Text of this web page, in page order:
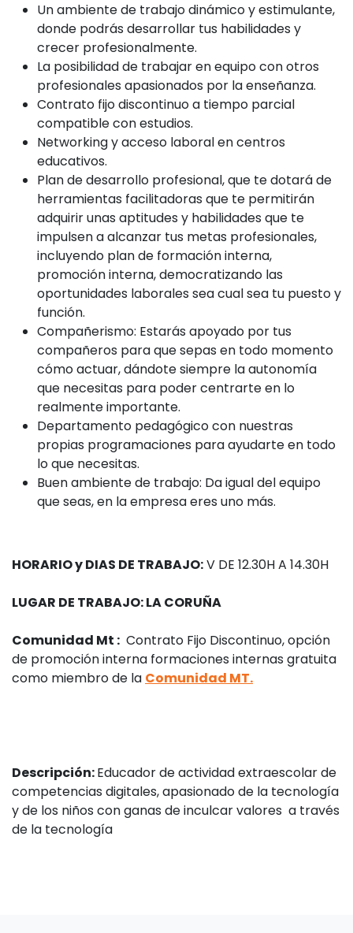
Un ambiente de trabajo dinámico y estimulante,
donde podrás desarrollar tus habilidades y
crecer profesionalmente.
La posibilidad de trabajar en equipo con otros
profesionales apasionados por la enseñanza.
Contrato fijo discontinuo a tiempo parcial
compatible con estudios.
Networking y acceso laboral en centros
educativos.
Plan de desarrollo profesional, que te dotará de
herramientas facilitadoras que te permitirán
adquirir unas aptitudes y habilidades que te
impulsen a alcanzar tus metas profesionales,
incluyendo plan de formación interna,
promoción interna, democratizando las
oportunidades laborales sea cual sea tu puesto y
función.
Compañerismo: Estarás apoyado por tus
compañeros para que sepas en todo momento
cómo actuar, dándote siempre la autonomía
que necesitas para poder centrarte en lo
realmente importante.
Departamento pedagógico con nuestras
propias programaciones para ayudarte en todo
lo que necesitas.
Buen ambiente de trabajo: Da igual del equipo
que seas, en la empresa eres uno más.
HORARIO y DIAS DE TRABAJO:V DE 12.30H A 14.30H
LUGAR DE TRABAJO: LA CORUÑA
Comunidad Mt : Contrato Fijo Discontinuo, opción
de promoción interna formaciones internas gratuita
como miembro de la Comunidad MT.
Descripción:Educador de actividad extraescolar de
competencias digitales, apasionado de la tecnología
y de los niños con ganas de inculcar valores a través
de la tecnología